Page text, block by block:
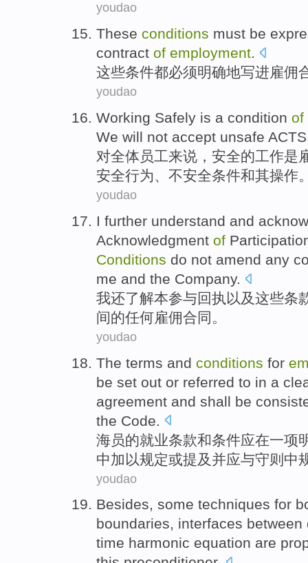
youdao
These conditions must be
contract of employment.
这些条件都必须明确地写进雇佣
youdao
Working Safely is a condition of
We will not accept unsafe ACTS
对全体 员工来说 ， 安全的工作是
安全行为、不安全条件和其操作
youdao
I further understand and
Acknowledgment of
Conditions do not amend any
me and the Company.
我还了解本参与回执 以及这些条
间的任何雇佣合同 。
youdao
The terms and conditions for
be set out or referred to in a
agreement and shall be
the Code
海员的就业条款和条件应在一项
中加以规定或提及 并应与守则中
youdao
Besides, some techniques for
boundaries, interfaces between
time harmonic equation are